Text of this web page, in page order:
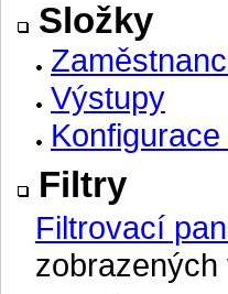
Složky
Výstupy
Filtry
Filtrovací